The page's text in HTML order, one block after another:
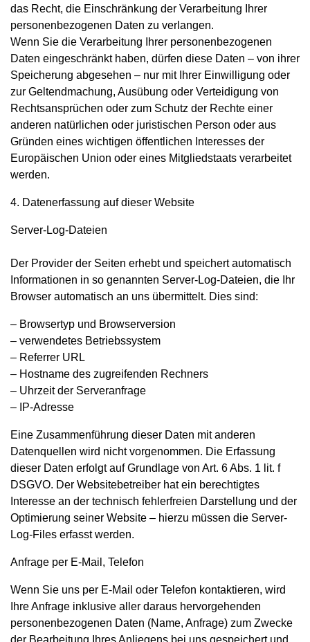
das Recht, die Einschränkung der Verarbeitung Ihrer
personenbezogenen Daten zu verlangen.
Wenn Sie die Verarbeitung Ihrer personenbezogenen
Daten eingeschränkt haben, dürfen diese Daten – von ihrer
Speicherung abgesehen – nur mit Ihrer Einwilligung oder
zur Geltendmachung, Ausübung oder Verteidigung von
Rechtsansprüchen oder zum Schutz der Rechte einer
anderen natürlichen oder juristischen Person oder aus
Gründen eines wichtigen öffentlichen Interesses der
Europäischen Union oder eines Mitgliedstaats verarbeitet
werden.
4. Datenerfassung auf dieser Website
Server-Log-Dateien
Der Provider der Seiten erhebt und speichert automatisch
Informationen in so genannten Server-Log-Dateien, die Ihr
Browser automatisch an uns übermittelt. Dies sind:
– Browsertyp und Browserversion
– verwendetes Betriebssystem
– Referrer URL
– Hostname des zugreifenden Rechners
– Uhrzeit der Serveranfrage
– IP-Adresse
Eine Zusammenführung dieser Daten mit anderen
Datenquellen wird nicht vorgenommen. Die Erfassung
dieser Daten erfolgt auf Grundlage von Art. 6 Abs. 1 lit. f
DSGVO. Der Websitebetreiber hat ein berechtigtes
Interesse an der technisch fehlerfreien Darstellung und der
Optimierung seiner Website – hierzu müssen die Server-
Log-Files erfasst werden.
Anfrage per E-Mail, Telefon
Wenn Sie uns per E-Mail oder Telefon kontaktieren, wird
Ihre Anfrage inklusive aller daraus hervorgehenden
personenbezogenen Daten (Name, Anfrage) zum Zwecke
der Bearbeitung Ihres Anliegens bei uns gespeichert und